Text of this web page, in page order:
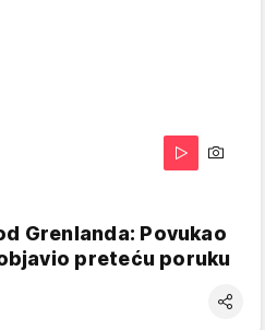
Grenlanda: Povukao
preteću poruku